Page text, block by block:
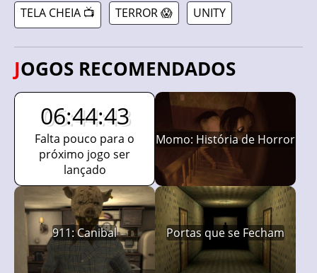
TELA CHEIA 📺
TERROR 😱 UNITY
JOGOS RECOMENDADOS
06:44:42
Falta pouco para o
próximo jogo ser
lançado
Momo: História de Horror
911: Canibal Portas que se Fecham